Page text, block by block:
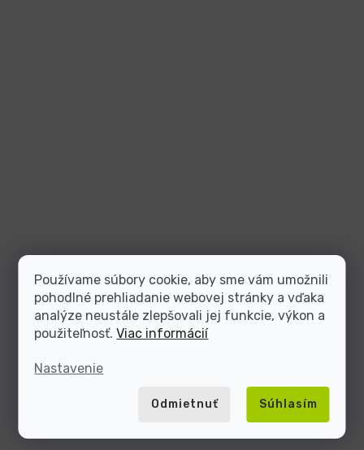
Používame súbory cookie, aby sme vám umožnili
pohodlné prehliadanie webovej stránky a vďaka
analýze neustále zlepšovali jej funkcie, výkon a
použiteľnosť.Viac informácií
Nastavenie
Odmietnuť Súhlasím